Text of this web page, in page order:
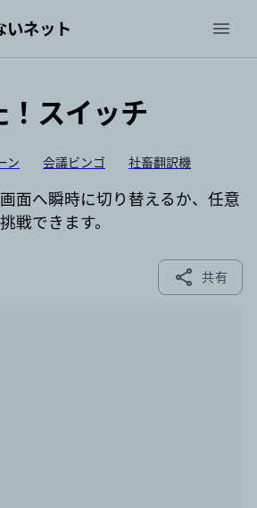
いネット
！スイッチ
ン 会議ビンゴ 社畜翻訳機
面へ瞬時に切り替えるか、任意
戦できます。
共有